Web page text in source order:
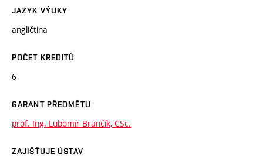
JAZYK VÝUKY
angličtina
POČET KREDITŮ
6
GARANT PŘEDMĚTU
prof. Ing. Lubomír Brančík, CSc.
ZAJIŠŤUJE ÚSTAV